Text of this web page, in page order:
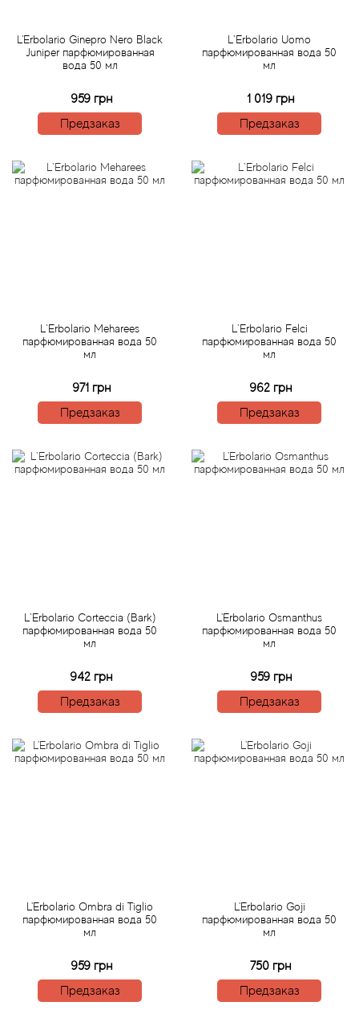
L'Erbolario Ginepro Nero Black
Juniper парфюмированная
вода 50 мл
959 грн
Предзаказ
L`Erbolario Uomo
парфюмированная вода 50
мл
1 019 грн
Предзаказ
L`Erbolario Meharees
парфюмированная вода 50
мл
971 грн
Предзаказ
L`Erbolario Felci
парфюмированная вода 50
мл
962 грн
Предзаказ
L`Erbolario Corteccia (Bark)
парфюмированная вода 50
мл
942 грн
Предзаказ
L'Erbolario Osmanthus
парфюмированная вода 50
мл
959 грн
Предзаказ
L'Erbolario Ombra di Tiglio
парфюмированная вода 50
мл
959 грн
Предзаказ
L'Erbolario Goji
парфюмированная вода 50
мл
750 грн
Предзаказ
Acqua di Parma
Adidas
Aedes de Venustas
Agent Provocateur
Agonist
Aj Arabia (Widian)
Alaia Paris
Alexander McQueen
Alexandre J
American Crew
Amouage
Amouroud